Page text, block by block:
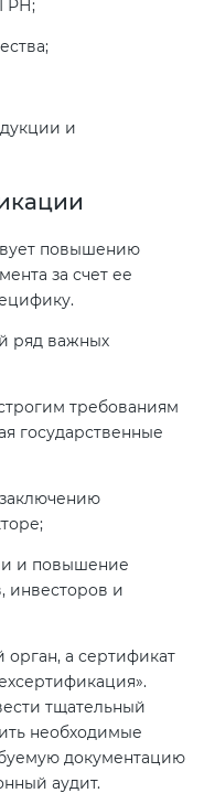
и
повышению
за счет ее
ряд важных
требованиям
государственные
и повышение
инвесторов и
орган, а сертификат
тщательный
необходимые
документацию
аудит.